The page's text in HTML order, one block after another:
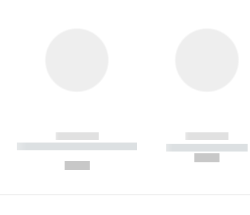
------------
----------- ----------- ----------
------------
----------- -----------